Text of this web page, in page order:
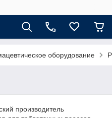
оборудование
производитель